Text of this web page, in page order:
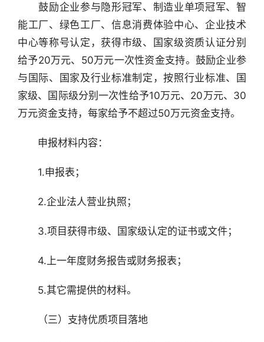
鼓励企业参与隐形冠军、制造业单项冠军、智
能工厂、绿色工厂、信息消费体验中心、企业技术
中心等称号认定，获得市级、国家级资质认证分别
给予20万元、50万元一次性资金支持。鼓励企业参
与国际、国家及行业标准制定，按照行业标准、国
家级、国际级分别一次性给予10万元、20万元、30
万元资金支持，每家给予不超过50万元资金支持。
申报材料内容：
1.申报表；
2.企业法人营业执照；
3.项目获得市级、国家级认定的证书或文件；
4.上一年度财务报告或财务报表；
5.其它需提供的材料。
（三）支持优质项目落地